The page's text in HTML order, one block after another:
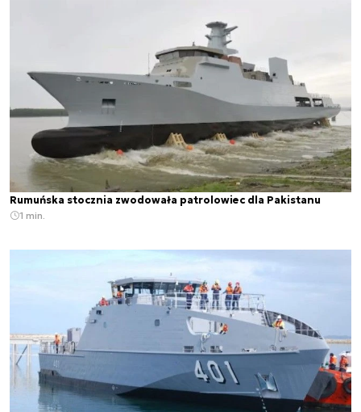
Rumuńska stocznia zwodowała patrolowiec dla Pakistanu
1 min.